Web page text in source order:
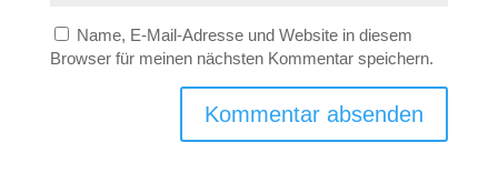
Name, E-Mail-Adresse und Website in diesem
Browser für meinen nächsten Kommentar speichern.